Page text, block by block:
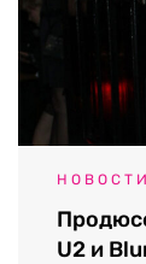
НОВОСТИ
U2 и